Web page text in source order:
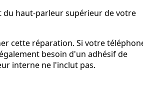
haut-parleur supérieur de votre
cette réparation. Si votre
besoin d'un adhésif de
interne ne l'inclut pas.